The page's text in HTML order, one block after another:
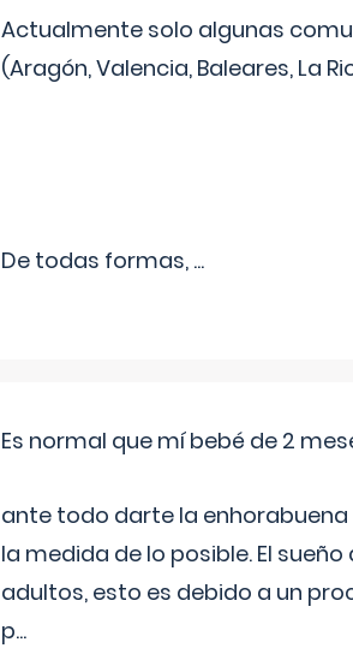
Actualmente solo algunas
(Aragón, Valencia, Baleares, La
De todas formas, ...
Es normal que mí bebé de 2
ante todo darte la
la medida de lo posible. El
adultos, esto es debido a un
p...